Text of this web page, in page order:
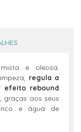
e oleosa.
regula a
efeito rebound
, graças aos seus
e água de